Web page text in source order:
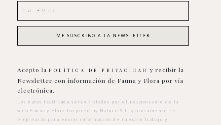
Acepto la POLÍTICA DE PRIVACIDAD
y recibir la
Newsletter con información de Fauna y Flora por vía
electrónica.
Los datos facilitada serán tratados por el responsable de la
web Fauna y Flora Inspired by Nature S.L. y únicamente se
emplearán para enviar información de nuestro trabajo y